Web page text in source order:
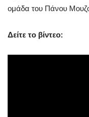
ομάδα του Πάνου
Δείτε το βίντεο: